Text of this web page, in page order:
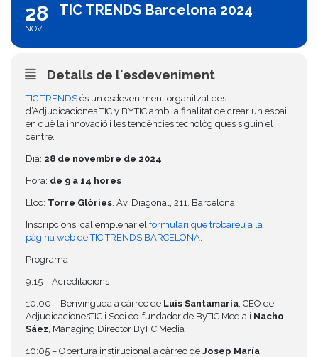
28
NOV
TIC TRENDS Barcelona 2024
Detalls de l'esdeveniment
TIC TRENDS és un esdeveniment organitzat des
d’Adjudicaciones TIC y BYTIC amb la finalitat de crear un espai
en què la innovació i les tendències tecnològiques siguin el
centre.
Dia: 28 de novembre de 2024
Hora: de 9 a 14 hores
Lloc: Torre Glòries. Av. Diagonal, 211. Barcelona.
Inscripcions: cal emplenar el formulari que trobareu a la
pàgina web de TIC TRENDS BARCELONA.
Programa
9:15 – Acreditacions
10:00 – Benvinguda a càrrec de Luis Santamaría, CEO de
AdjudicacionesTIC i Soci co-fundador de ByTIC Media i Nacho
Sáez, Managing Director ByTIC Media
10:05 – Obertura instirucional a càrrec de Josep María